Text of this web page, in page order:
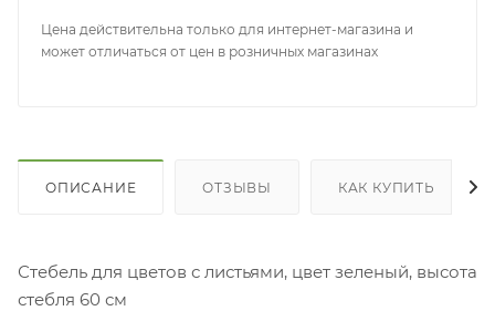
Цена действительна только для интернет-магазина и
может отличаться от цен в розничных магазинах
ОПИСАНИЕ ОТЗЫВЫ КАК КУПИТЬ
Стебель для цветов с листьями, цвет зеленый, высота
стебля 60 см